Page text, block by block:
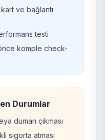
ve bağlantı
testi
komple check-
Durumlar
duman çıkması
sigorta atması